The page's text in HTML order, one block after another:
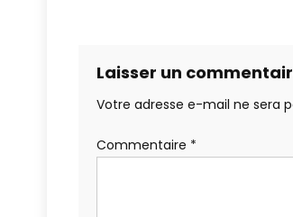
Laisser un
Votre adresse e-mail ne sera
Commentaire *